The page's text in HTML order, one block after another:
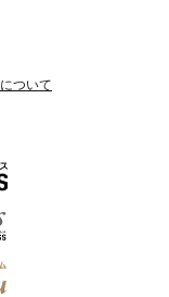
ついて